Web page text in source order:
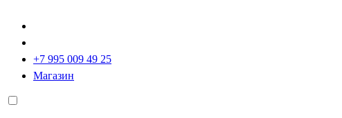
+7 995 009 49 25
Магазин